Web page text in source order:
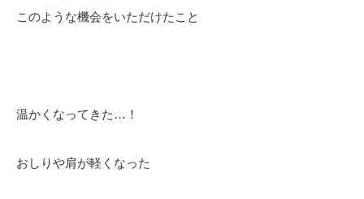
このような機会をいただけたこと
温かくなってきた…！
おしりや肩が軽くなった